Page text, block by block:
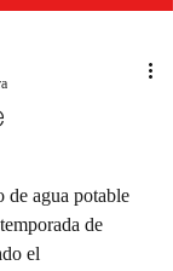
de agua potable
de
el